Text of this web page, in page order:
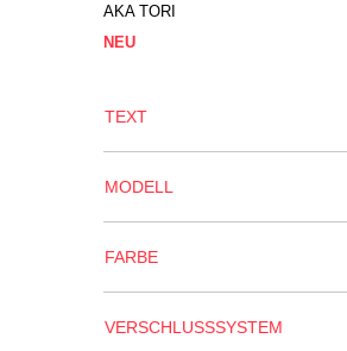
AKA TORI
NEU
TEXT
MODELL
FARBE
VERSCHLUSSSYSTEM